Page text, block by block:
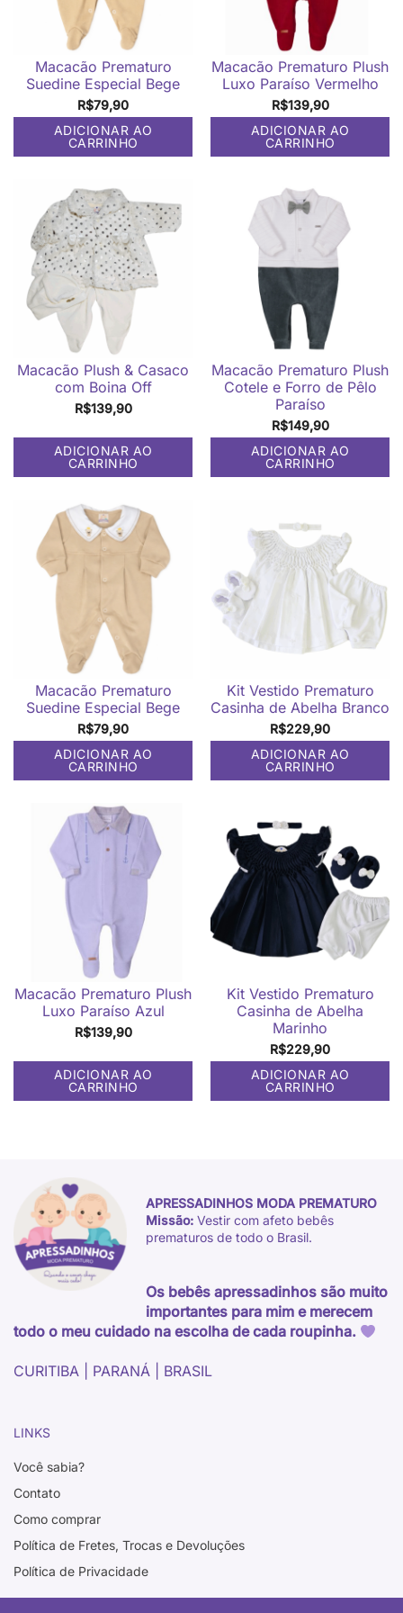
Macacão Prematuro
Suedine Especial Bege
R$79,90
ADICIONAR AO
CARRINHO
Macacão Prematuro Plush
Luxo Paraíso Vermelho
R$139,90
ADICIONAR AO
CARRINHO
Macacão Plush & Casaco
com Boina Off
R$139,90
ADICIONAR AO
CARRINHO
Macacão Prematuro Plush
Cotele e Forro de Pêlo
Paraíso
R$149,90
ADICIONAR AO
CARRINHO
Macacão Prematuro
Suedine Especial Bege
R$79,90
ADICIONAR AO
CARRINHO
Kit Vestido Prematuro
Casinha de Abelha Branco
R$229,90
ADICIONAR AO
CARRINHO
Macacão Prematuro Plush
Luxo Paraíso Azul
R$139,90
ADICIONAR AO
CARRINHO
Kit Vestido Prematuro
Casinha de Abelha
Marinho
R$229,90
ADICIONAR AO
CARRINHO
APRESSADINHOS MODA PREMATURO
Missão: Vestir com afeto bebês
prematuros de todo o Brasil.
Os bebês apressadinhos são muito
importantes para mim e merecem
todo o meu cuidado na escolha de cada roupinha.
CURITIBA | PARANÁ | BRASIL
LINKS
Você sabia?
Contato
Como comprar
Política de Fretes, Trocas e Devoluções
Política de Privacidade